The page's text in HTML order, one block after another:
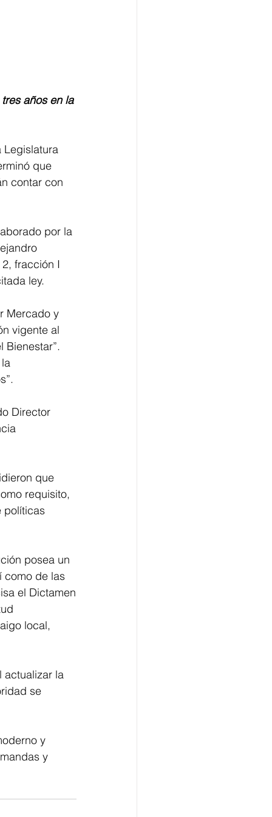
años en la
Legislatura
que
contar con
por la
fracción I
ley.
Mercado y
vigente al
Bienestar”.
Director
que
requisito,
políticas
posea un
como de las
el Dictamen
local,
actualizar la
se
y
y